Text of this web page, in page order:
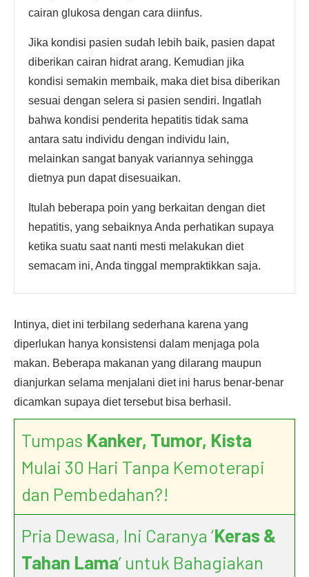
cairan glukosa dengan cara diinfus.
Jika kondisi pasien sudah lebih baik, pasien dapat
diberikan cairan hidrat arang. Kemudian jika
kondisi semakin membaik, maka diet bisa diberikan
sesuai dengan selera si pasien sendiri. Ingatlah
bahwa kondisi penderita hepatitis tidak sama
antara satu individu dengan individu lain,
melainkan sangat banyak variannya sehingga
dietnya pun dapat disesuaikan.
Itulah beberapa poin yang berkaitan dengan diet
hepatitis, yang sebaiknya Anda perhatikan supaya
ketika suatu saat nanti mesti melakukan diet
semacam ini, Anda tinggal mempraktikkan saja.
Intinya, diet ini terbilang sederhana karena yang
diperlukan hanya konsistensi dalam menjaga pola
makan. Beberapa makanan yang dilarang maupun
dianjurkan selama menjalani diet ini harus benar-benar
dicamkan supaya diet tersebut bisa berhasil.
Tumpas Kanker, Tumor, Kista
Mulai 30 Hari Tanpa Kemoterapi
dan Pembedahan?!
Pria Dewasa, Ini Caranya ‘Keras &
Tahan Lama’ untuk Bahagiakan